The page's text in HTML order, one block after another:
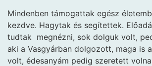
Mindenben támogattak egész
kezdve. Hagytak és segítettek.
tudtak megnézni, sok dolguk volt,
aki a Vasgyárban dolgozott, maga is
volt, édesanyám pedig szeretett